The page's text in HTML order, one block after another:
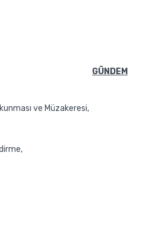
GÜNDEM
ve Müzakeresi,